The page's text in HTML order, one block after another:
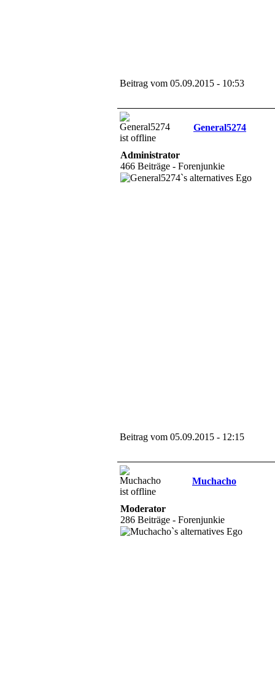
Beitrag vom 05.09.2015 - 10:53
General5274
Administrator
466 Beiträge - Forenjunkie
Beitrag vom 05.09.2015 - 12:15
Muchacho
Moderator
286 Beiträge - Forenjunkie